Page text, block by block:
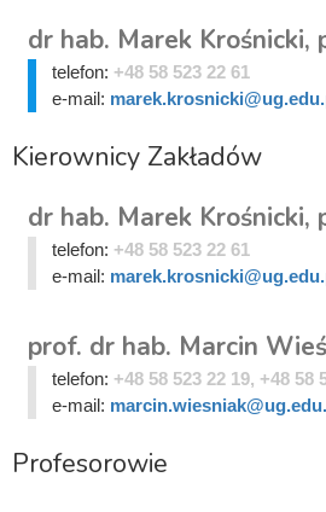
dr hab. Marek Krośnicki,
telefon: +48 58 523 22 61
e-mail:
Kierownicy Zakładów
dr hab. Marek Krośnicki,
telefon: +48 58 523 22 61
e-mail:
prof. dr hab. Marcin
telefon: +48 58 523 22 19, +48 58
e-mail:
Profesorowie